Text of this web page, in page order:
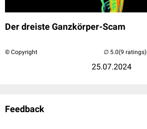
Der dreiste Ganzkörper-Scam
© Copyright
25.07.2024
(9 ratings)
Feedback